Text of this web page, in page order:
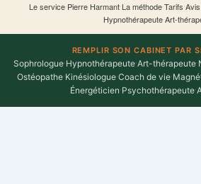
Le service·Pierre Harmant·La méthode·Tarifs·
Hypnothérapeute·Art-
REMPLIR SON CABINET PAR
Sophrologue·Hypnothérapeute·Art-thérapeute·
Ostéopathe·Kinésiologue·Coach de vie·
Énergéticien·Psychothérapeute·